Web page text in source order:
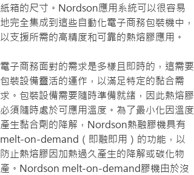
紙箱的尺寸。Nordson應用系統可以很容易
地完全集成到這些自動化電子商務包裝機中，
以支援所需的高精度和可靠的熱熔膠應用。
電子商務面對的需求是多樣且即時的，這需要
包裝設備靈活的運作，以滿足特定的黏合需
求。包裝設備需要隨時準備就緒，因此熱熔膠
必須隨時處於可應用溫度。為了最小化因溫度
產生黏合劑的降解，Nordson熱融膠機具有
melt-on-demand（即融即用）的功能，以
防止熱熔膠因加熱過久產生的降解或碳化物
產。Nordson melt-on-demand膠機由於沒